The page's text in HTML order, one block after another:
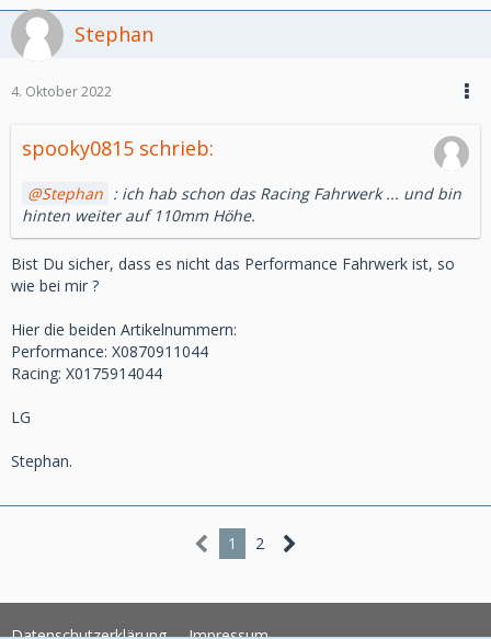
Stephan
4. Oktober 2022
spooky0815 schrieb:
Stephan : ich hab schon das Racing Fahrwerk ... und bin
hinten weiter auf 110mm Höhe.
Bist Du sicher, dass es nicht das Performance Fahrwerk ist, so
wie bei mir ?
Hier die beiden Artikelnummern:
Performance: X0870911044
Racing: X0175914044
LG
Stephan.
1 2